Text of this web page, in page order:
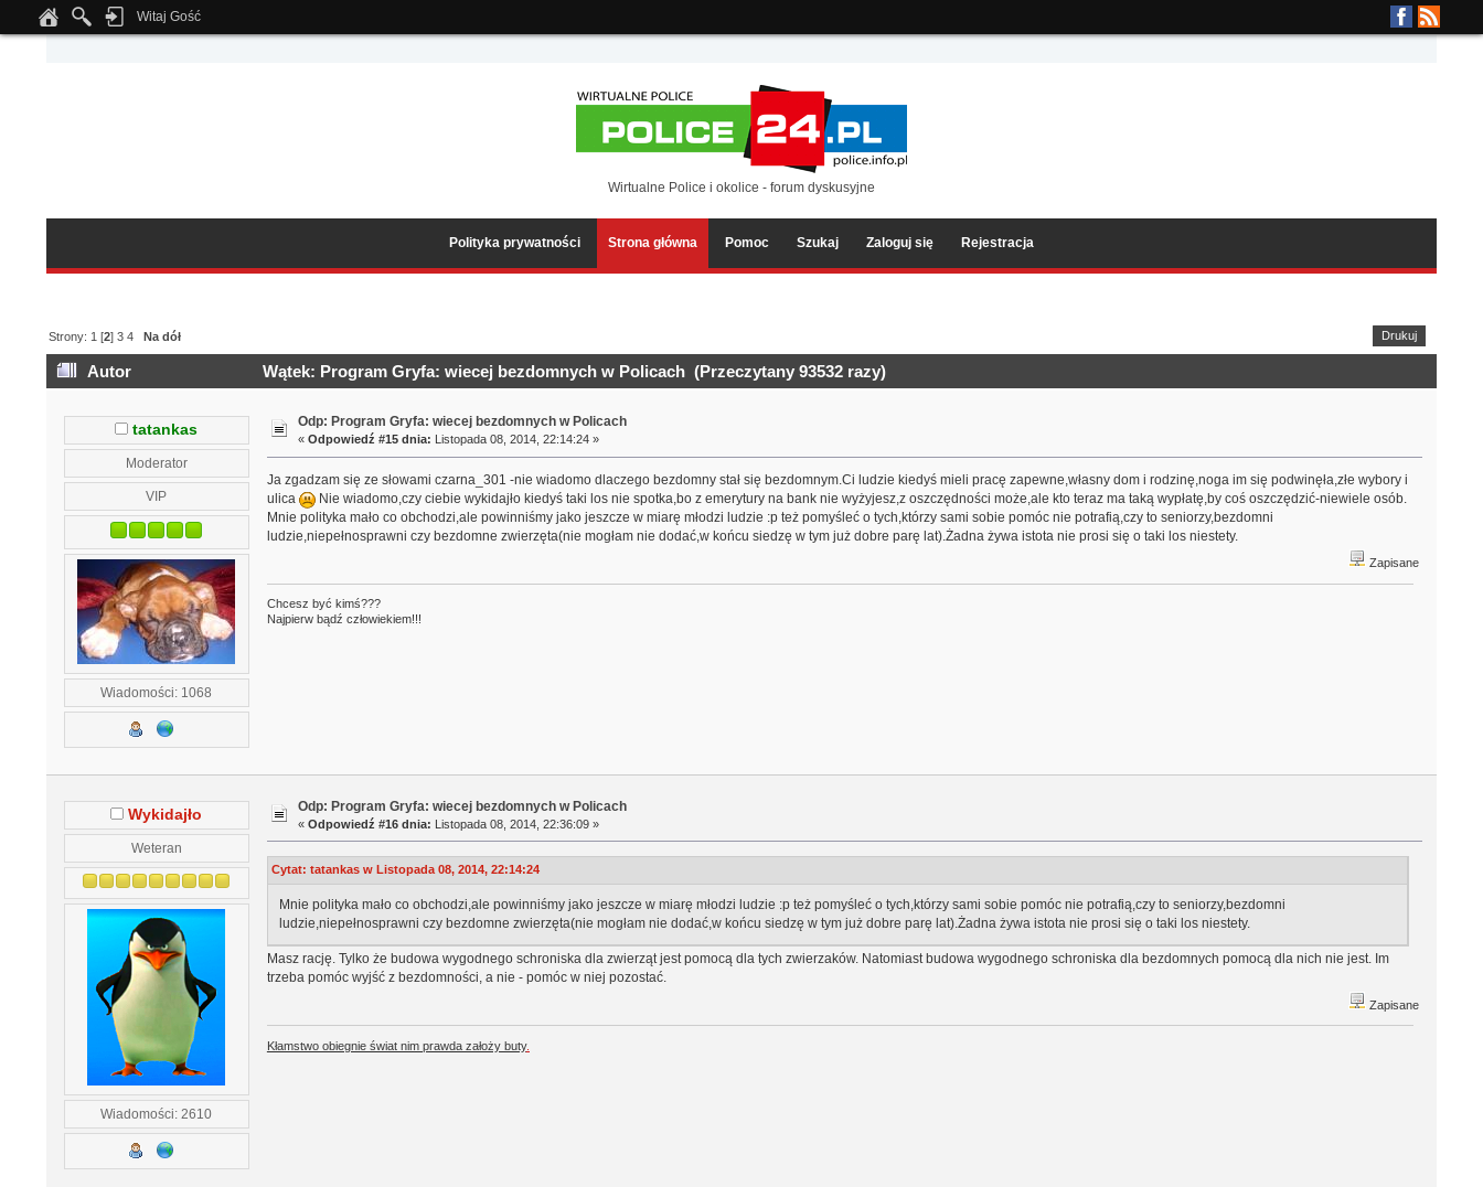
Notice: Undefined index: tapatalk_body_hook in
Witaj Gość
Wirtualne Police i okolice - forum dyskusyjne
Polityka prywatności Strona główna Pomoc Szukaj Zaloguj się Rejestracja
Drukuj
Strony: 1 [2]3 4 Na dół
Autor Wątek: Program Gryfa: wiecej bezdomnych w Policach (Przeczytany 93532 razy)
tatankas
Moderator
VIP
Wiadomości: 1068
Odp: Program Gryfa: wiecej bezdomnych w Policach
«Odpowiedź #15 dnia: Listopada 08, 2014, 22:14:24 »
Ja zgadzam się ze słowami czarna_301 -nie wiadomo dlaczego bezdomny stał się bezdomnym.Ci ludzie kiedyś mieli pracę zapewne,własny dom i rodzinę,noga im się podwinęła,złe wybory i
ulica
Nie wiadomo,czy ciebie wykidajło kiedyś taki los nie spotka,bo z emerytury na bank nie wyżyjesz,z oszczędności może,ale kto teraz ma taką wypłatę,by coś oszczędzić-niewiele osób.
Mnie polityka mało co obchodzi,ale powinniśmy jako jeszcze w miarę młodzi ludzie :p też pomyśleć o tych,którzy sami sobie pomóc nie potrafią,czy to seniorzy,bezdomni
ludzie,niepełnosprawni czy bezdomne zwierzęta(nie mogłam nie dodać,w końcu siedzę w tym już dobre parę lat).Żadna żywa istota nie prosi się o taki los niestety.
Zapisane
Chcesz być kimś???
Najpierw bądź człowiekiem!!!
Wykidajło
Weteran
Wiadomości: 2610
Odp: Program Gryfa: wiecej bezdomnych w Policach
«Odpowiedź #16 dnia: Listopada 08, 2014, 22:36:09 »
Cytat: tatankas w Listopada 08, 2014, 22:14:24
Mnie polityka mało co obchodzi,ale powinniśmy jako jeszcze w miarę młodzi ludzie :p też pomyśleć o tych,którzy sami sobie pomóc nie potrafią,czy to seniorzy,bezdomni
ludzie,niepełnosprawni czy bezdomne zwierzęta(nie mogłam nie dodać,w końcu siedzę w tym już dobre parę lat).Żadna żywa istota nie prosi się o taki los niestety.
Masz rację. Tylko że budowa wygodnego schroniska dla zwierząt jest pomocą dla tych zwierzaków. Natomiast budowa wygodnego schroniska dla bezdomnych pomocą dla nich nie jest. Im
trzeba pomóc wyjść z bezdomności, a nie - pomóc w niej pozostać.
Zapisane
Kłamstwo obiegnie świat nim prawda założy buty.